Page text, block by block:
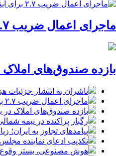
ماجرای اعمال ضریب ۲.۷ برای اینترنت بین‌الملل چیست؟
بازده صندوق‌های
ناشران به انتشار
ماجرای اعمال ضریب ۲.۷ برای اینترنت بین‌الملل چیست؟
بازده صندوق‌های املاک
رگبار پراکنده در نیمه
پیامدهای تجاوز به ایران؛ زیان حدود ۲۰۰ میلیون یورویی شرکت
تکذیب ادعای نماینده
هوش مصنوعی، بستر وقوع 55درصد جرایم سایبری آفریقاست